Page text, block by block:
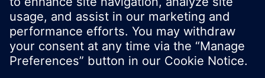
© Siemens Schweiz AG 2017
Produktangebot und Preise können pro Land
variieren.